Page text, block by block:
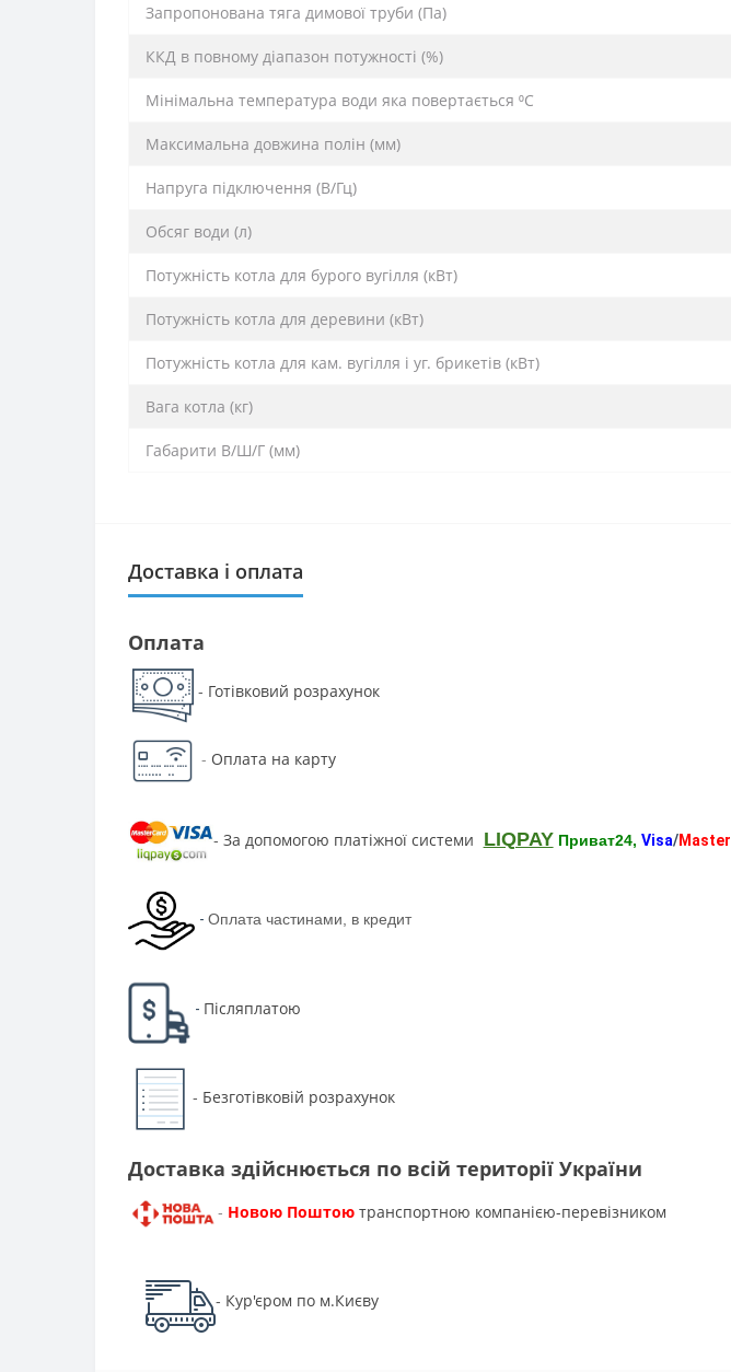
Запропонована тяга димової труби (Па)
ККД в повному діапазон потужності (%)
Мінімальна температура води яка повертається ⁰С
Максимальна довжина полін (мм)
Напруга підключення (В/Гц)
Обсяг води (л)
Потужність котла для бурого вугілля (кВт)
Потужність котла для деревини (кВт)
Потужність котла для кам. вугілля і уг. брикетів (кВт)
Вага котла (кг)
Габарити В/Ш/Г (мм)
Доставка і оплата
Оплата
- Готівковий розрахунок
- Оплата на карту
- За допомогою платіжної системи LIQPAY Приват24, Visa/Master
- Оплата частинами, в кредит
- Післяплатою
- Безготівковій розрахунок
Доставка здійснюється по всій території України
- Новою Поштою транспортною компанією-перевізником
- Кур'єром по м.Києву